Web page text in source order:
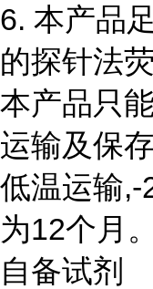
6. 本产品
的探针法
本产品只
运输及保存
低温运输
为12个月。
自备试剂